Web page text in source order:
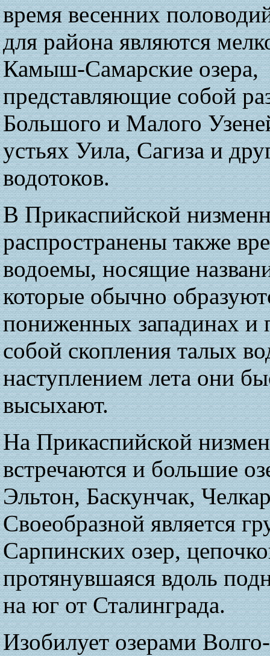
время весенних
для района являются
Камыш-Самарские озера,
представляющие собой
Большого и Малого
устьях Уила, Сагиза и
водотоков.
В Прикаспийской
распространены также
водоемы, носящие
которые обычно
пониженных западинах и
собой скопления талых
наступлением лета они
высыхают.
На Прикаспийской
встречаются и большие
Эльтон, Баскунчак,
Своеобразной является
Сарпинских озер,
протянувшаяся вдоль
на юг от Сталинграда.
Изобилует озерами